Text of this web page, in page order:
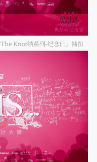
Knot结系列-纪念日」袖扣